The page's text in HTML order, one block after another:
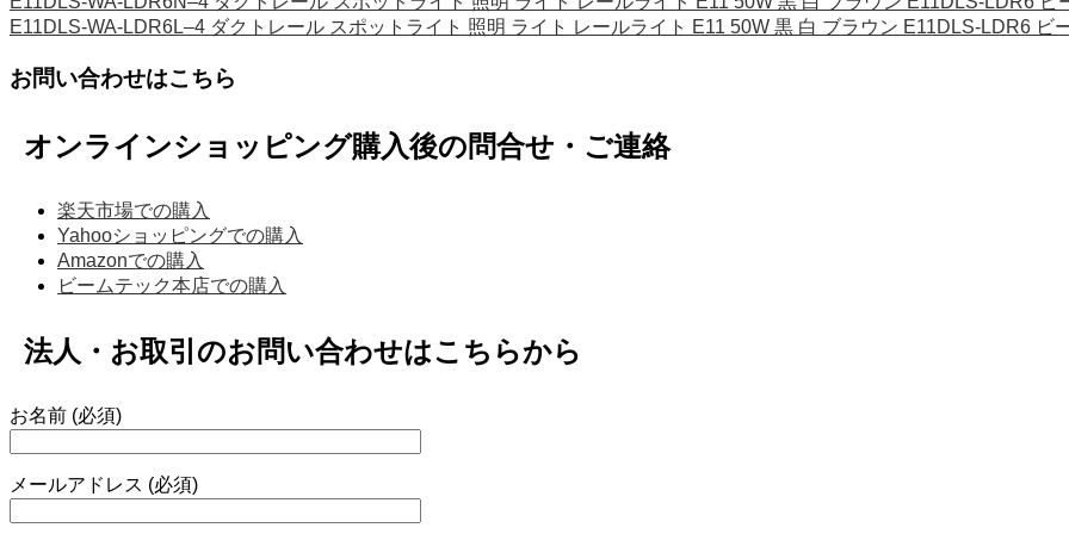
E11DLS-WA-LDR6L–4 ダクトレール スポットライト 照明 ライト レールライト E11 50W 黒 白 ブラウン E11DLS-LDR6 ビ
お問い合わせはこちら
オンラインショッピング購入後の問合せ・ご連絡
楽天市場での購入
Yahooショッピングでの購入
Amazonでの購入
ビームテック本店での購入
法人・お取引のお問い合わせはこちらから
お名前 (必須)
メールアドレス (必須)